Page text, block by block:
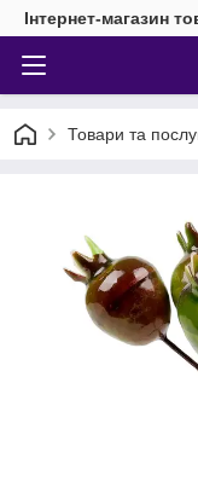
Інтернет-магазин
Товари та